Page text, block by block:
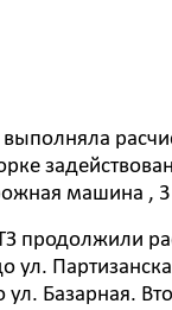
машина , 3
ул.
ул. Базарная.